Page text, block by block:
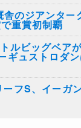
舎のジアンター
重賞初制覇
ルビッグベア
ギュストロダ
フS、イーガ